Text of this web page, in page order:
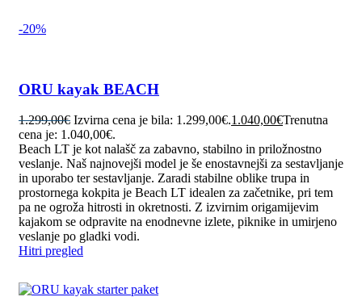
-20%
ORU kayak BEACH
1.299,00€ Izvirna cena je bila: 1.299,00€.1.040,00€Trenutna
cena je: 1.040,00€.
Beach LT je kot nalašč za zabavno, stabilno in priložnostno
veslanje. Naš najnovejši model je še enostavnejši za sestavljanje
in uporabo ter sestavljanje. Zaradi stabilne oblike trupa in
prostornega kokpita je Beach LT idealen za začetnike, pri tem
pa ne ogroža hitrosti in okretnosti. Z izvirnim origamijevim
kajakom se odpravite na enodnevne izlete, piknike in umirjeno
veslanje po gladki vodi.
Hitri pregled